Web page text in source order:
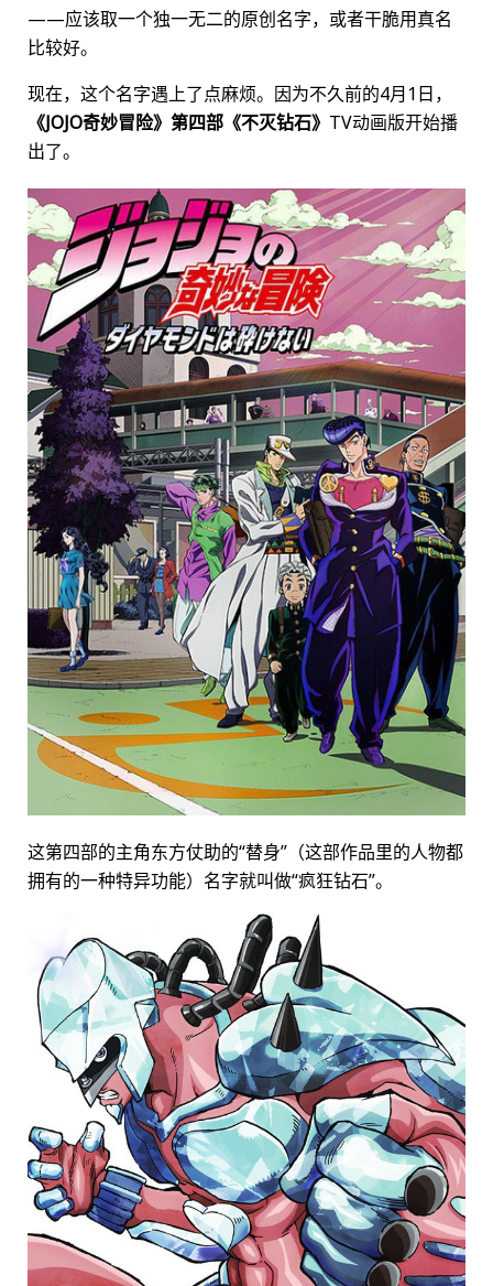
——应该取一个独一无二的原创名字，或者干脆用真名
比较好。
现在，这个名字遇上了点麻烦。因为不久前的4月1日，
《JOJO奇妙冒险》第四部《不灭钻石》 TV动画版开始播
出了。
这第四部的主角东方仗助的“替身”（这部作品里的人物都
拥有的一种特异功能）名字就叫做“疯狂钻石”。